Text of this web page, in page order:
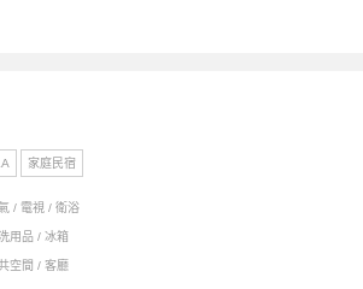
家庭民宿
/ 電視 / 衛浴
用品 / 冰箱
空間 / 客廳